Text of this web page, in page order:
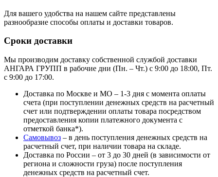
Для вашего удобства на нашем сайте представлены
разнообразие способы оплаты и доставки товаров.
Сроки доставки
Мы производим доставку собственной службой доставки
АНГАРА ГРУПП в рабочие дни (Пн. – Чт.) с 9:00 до 18:00, Пт.
с 9:00 до 17:00.
Доставка по Москве и МО – 1-3 дня с момента оплаты
счета (при поступлении денежных средств на расчетный
счет или подтверждении оплаты товара посредством
предоставления копии платежного документа с
отметкой банка*).
Самовывоз – в день поступления денежных средств на
расчетный счет, при наличии товара на складе.
Доставка по России – от 3 до 30 дней (в зависимости от
региона и сложности груза) после поступления
денежных средств на расчетный счет.